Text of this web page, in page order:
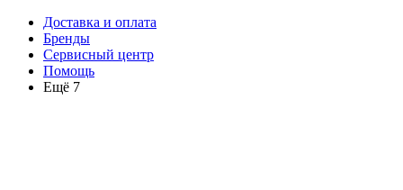
Доставка и оплата
Бренды
Сервисный центр
Помощь
Ещё 7